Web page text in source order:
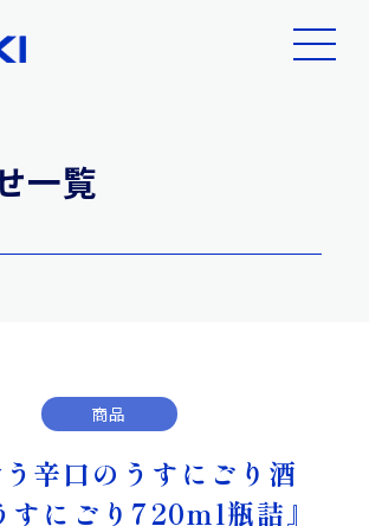
一覧
商品
辛口のうすにごり酒
すにごり720ml瓶詰』